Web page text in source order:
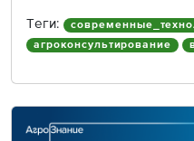
Теги:
агроконсультирование